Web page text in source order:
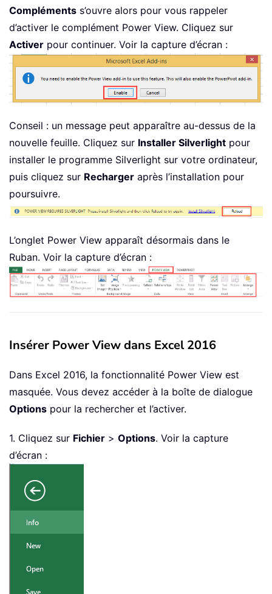
Compléments s’ouvre alors pour vous rappeler
d’activer le complément Power View. Cliquez sur
Activer pour continuer. Voir la capture d’écran :
Conseil : un message peut apparaître au-dessus de la
nouvelle feuille. Cliquez sur Installer Silverlight pour
installer le programme Silverlight sur votre ordinateur,
puis cliquez sur Recharger après l’installation pour
poursuivre.
L’onglet Power View apparaît désormais dans le
Ruban. Voir la capture d’écran :
Insérer Power View dans Excel 2016
Dans Excel 2016, la fonctionnalité Power View est
masquée. Vous devez accéder à la boîte de dialogue
Options pour la rechercher et l’activer.
1. Cliquez sur Fichier > Options. Voir la capture
d’écran :